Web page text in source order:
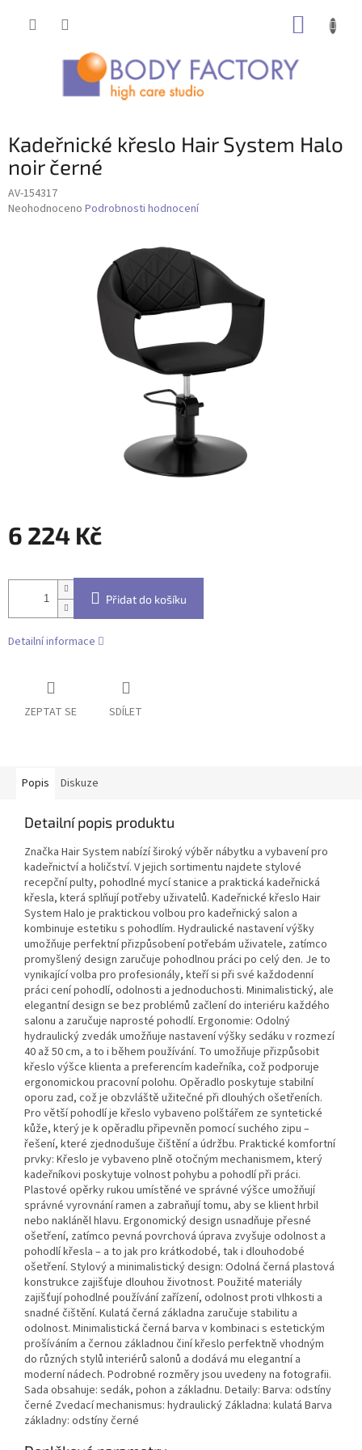
Kadeřnické křeslo Hair System Halo
noir černé
AV-154317
Průměrné
Neohodnoceno Podrobnosti hodnocení
6 224 Kč
cena:
Přidat do košíku
Detailní informace
ZEPTAT SE SDÍLET
Popis Diskuze
Detailní popis produktu
Značka Hair System nabízí široký výběr nábytku a vybavení pro
kadeřnictví a holičství. V jejich sortimentu najdete stylové
recepční pulty, pohodlné mycí stanice a praktická kadeřnická
křesla, která splňují potřeby uživatelů. Kadeřnické křeslo Hair
System Halo je praktickou volbou pro kadeřnický salon a
kombinuje estetiku s pohodlím. Hydraulické nastavení výšky
umožňuje perfektní přizpůsobení potřebám uživatele, zatímco
promyšlený design zaručuje pohodlnou práci po celý den. Je to
vynikající volba pro profesionály, kteří si při své každodenní
práci cení pohodlí, odolnosti a jednoduchosti. Minimalistický, ale
elegantní design se bez problémů začlení do interiéru každého
salonu a zaručuje naprosté pohodlí. Ergonomie: Odolný
hydraulický zvedák umožňuje nastavení výšky sedáku v rozmezí
40 až 50 cm, a to i během používání. To umožňuje přizpůsobit
křeslo výšce klienta a preferencím kadeřníka, což podporuje
ergonomickou pracovní polohu. Opěradlo poskytuje stabilní
oporu zad, což je obzvláště užitečné při dlouhých ošetřeních.
Pro větší pohodlí je křeslo vybaveno polštářem ze syntetické
kůže, který je k opěradlu připevněn pomocí suchého zipu –
řešení, které zjednodušuje čištění a údržbu. Praktické komfortní
prvky: Křeslo je vybaveno plně otočným mechanismem, který
kadeřníkovi poskytuje volnost pohybu a pohodlí při práci.
Plastové opěrky rukou umístěné ve správné výšce umožňují
správné vyrovnání ramen a zabraňují tomu, aby se klient hrbil
nebo nakláněl hlavu. Ergonomický design usnadňuje přesné
ošetření, zatímco pevná povrchová úprava zvyšuje odolnost a
pohodlí křesla – a to jak pro krátkodobé, tak i dlouhodobé
ošetření. Stylový a minimalistický design: Odolná černá plastová
konstrukce zajišťuje dlouhou životnost. Použité materiály
zajišťují pohodlné používání zařízení, odolnost proti vlhkosti a
snadné čištění. Kulatá černá základna zaručuje stabilitu a
odolnost. Minimalistická černá barva v kombinaci s estetickým
prošíváním a černou základnou činí křeslo perfektně vhodným
do různých stylů interiérů salonů a dodává mu elegantní a
moderní nádech. Podrobné rozměry jsou uvedeny na fotografii.
Sada obsahuje: sedák, pohon a základnu. Detaily: Barva: odstíny
černé Zvedací mechanismus: hydraulický Základna: kulatá Barva
základny: odstíny černé